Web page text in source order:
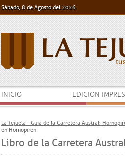
Sábado, 8 de Agosto del 2026
INICIO EDICIÓN
La Tejuela - Guía de la Carretera Austral:
en Hornopirén
Libro de la Carretera